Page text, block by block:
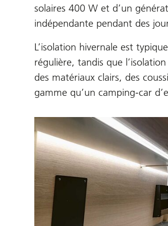
solaires 400 W et d’un
indépendante pendant des
L’isolation hivernale est
régulière, tandis que
des matériaux clairs, des
gamme qu’un camping-car